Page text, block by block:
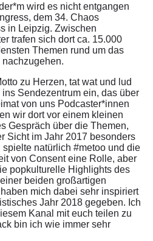
wird es nicht entgangen
dem 34. Chaos
in Leipzig. Zwischen
trafen sich dort ca. 15.000
Themen rund um das
zu Herzen, tat wat und lud
Sendezentrum ein, das über
von uns Podcaster*innen
wir dort vor einem kleinen
Gespräch über die Themen,
Sicht im Jahr 2017 besonders
natürlich #metoo und die
von Consent eine Rolle, aber
popkulturelle Highlights des
beiden großartigen
mich dabei sehr inspiriert
Jahr 2018 gegeben. Ich
Kanal mit euch teilen zu
bin ich wie immer sehr